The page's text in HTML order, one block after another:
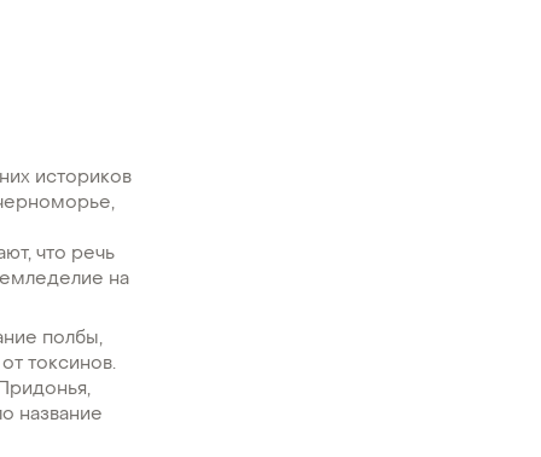
историков
что речь
на
полбы,
токсинов.
название